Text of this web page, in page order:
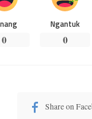
0
Ngantuk
0
Share on